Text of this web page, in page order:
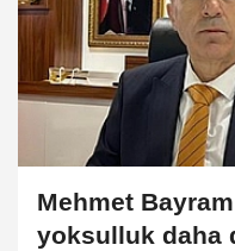
Mehmet
yoksulluk daha